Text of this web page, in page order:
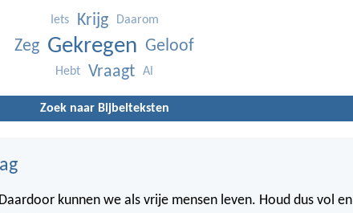
Iets Krijg Daarom
Zeg Gekregen Geloof
Hebt Vraagt Al
Zoek naar Bijbelteksten
kunnen we als vrije mensen leven. Houd dus vol en